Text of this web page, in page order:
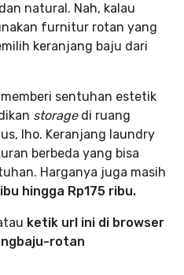
natural. Nah, kalau
furnitur rotan yang
keranjang baju dari
sentuhan estetik
storagedi ruang
lho. Keranjang laundry
berbeda yang bisa
Harganya juga masih
hingga Rp175 ribu.
ketik url ini di browser
rotan